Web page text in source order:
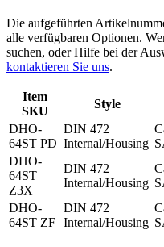
Die aufgeführten
alle verfügbaren Optionen.
suchen, oder Hilfe bei der
kontaktieren Sie uns.
Item
SKU
Style
DHO-
64ST PD
DIN 472
Internal/Housing
DHO-
64ST
Z3X
DIN 472
Internal/Housing
DHO-
64ST ZF
DIN 472
Internal/Housing